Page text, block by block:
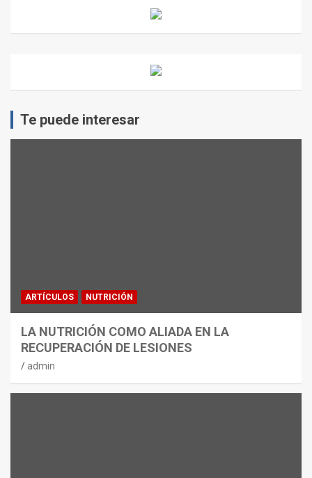
Te puede interesar
ARTÍCULOS NUTRICIÓN
LA NUTRICIÓN COMO ALIADA EN LA
RECUPERACIÓN DE LESIONES
admin